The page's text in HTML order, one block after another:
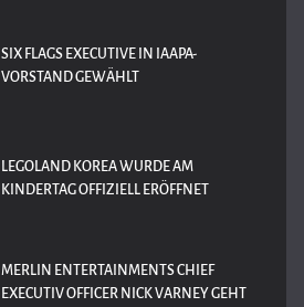
SIX FLAGS EXECUTIVE IN IAAPA-
VORSTAND GEWÄHLT
LEGOLAND KOREA WURDE AM
KINDERTAG OFFIZIELL ERÖFFNET
MERLIN ENTERTAINMENTS CHIEF
EXECUTIV OFFICER NICK VARNEY GEHT